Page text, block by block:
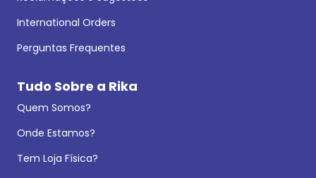
International Orders
Perguntas Frequentes
Tudo Sobre a Rika
Quem Somos?
Onde Estamos?
Tem Loja Física?